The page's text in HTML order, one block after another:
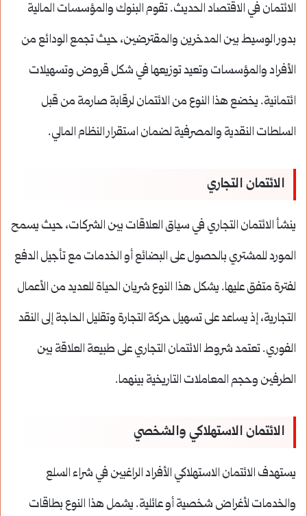
الائتمان في الاقتصاد الحديث. تقوم البنوك والمؤسسات المالية
بدور الوسيط بين المدخرين والمقترضين، حيث تجمع الودائع من
الأفراد والمؤسسات وتعيد توزيعها في شكل قروض وتسهيلات
ائتمانية. يخضع هذا النوع من الائتمان لرقابة صارمة من قبل
السلطات النقدية والمصرفية لضمان استقرار النظام المالي.
الائتمان التجاري
ينشأ الائتمان التجاري في سياق العلاقات بين الشركات، حيث يسمح
المورد للمشتري بالحصول على البضائع أو الخدمات مع تأجيل الدفع
لفترة متفق عليها. يشكل هذا النوع شريان الحياة للعديد من الأعمال
التجارية، إذ يساعد على تسهيل حركة التجارة وتقليل الحاجة إلى النقد
الفوري. تعتمد شروط الائتمان التجاري على طبيعة العلاقة بين
الطرفين وحجم المعاملات التاريخية بينهما.
الائتمان الاستهلاكي والشخصي
يستهدف الائتمان الاستهلاكي الأفراد الراغبين في شراء السلع
والخدمات لأغراض شخصية أو عائلية. يشمل هذا النوع بطاقات